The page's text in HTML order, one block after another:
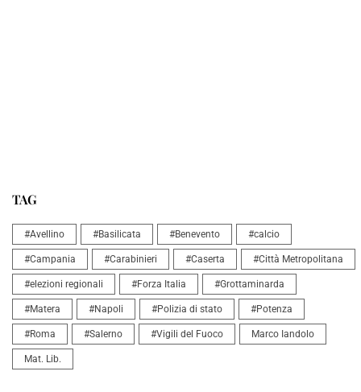
TAG
#Avellino #Basilicata #Benevento #calcio
#Campania #Carabinieri #Caserta #Città Metropolitana
#elezioni regionali #Forza Italia #Grottaminarda
#Matera #Napoli #Polizia di stato #Potenza
#Roma #Salerno #Vigili del Fuoco Marco Iandolo
Mat. Lib.